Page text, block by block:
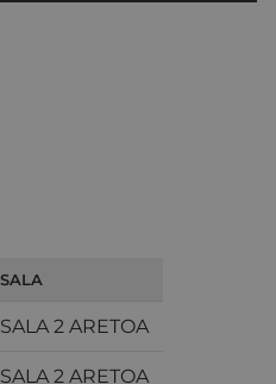
SALA
SALA 2 ARETOA
SALA 2 ARETOA